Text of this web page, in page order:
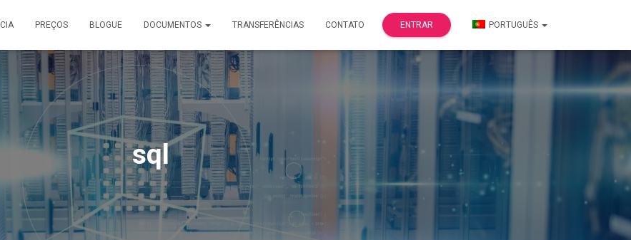
PREÇOS BLOGUE DOCUMENTOS TRANSFERÊNCIAS CONTATO ENTRAR PORTUGUÊS
sql